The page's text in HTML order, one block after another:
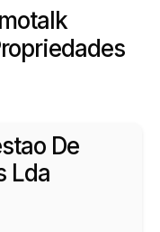
De
Lda